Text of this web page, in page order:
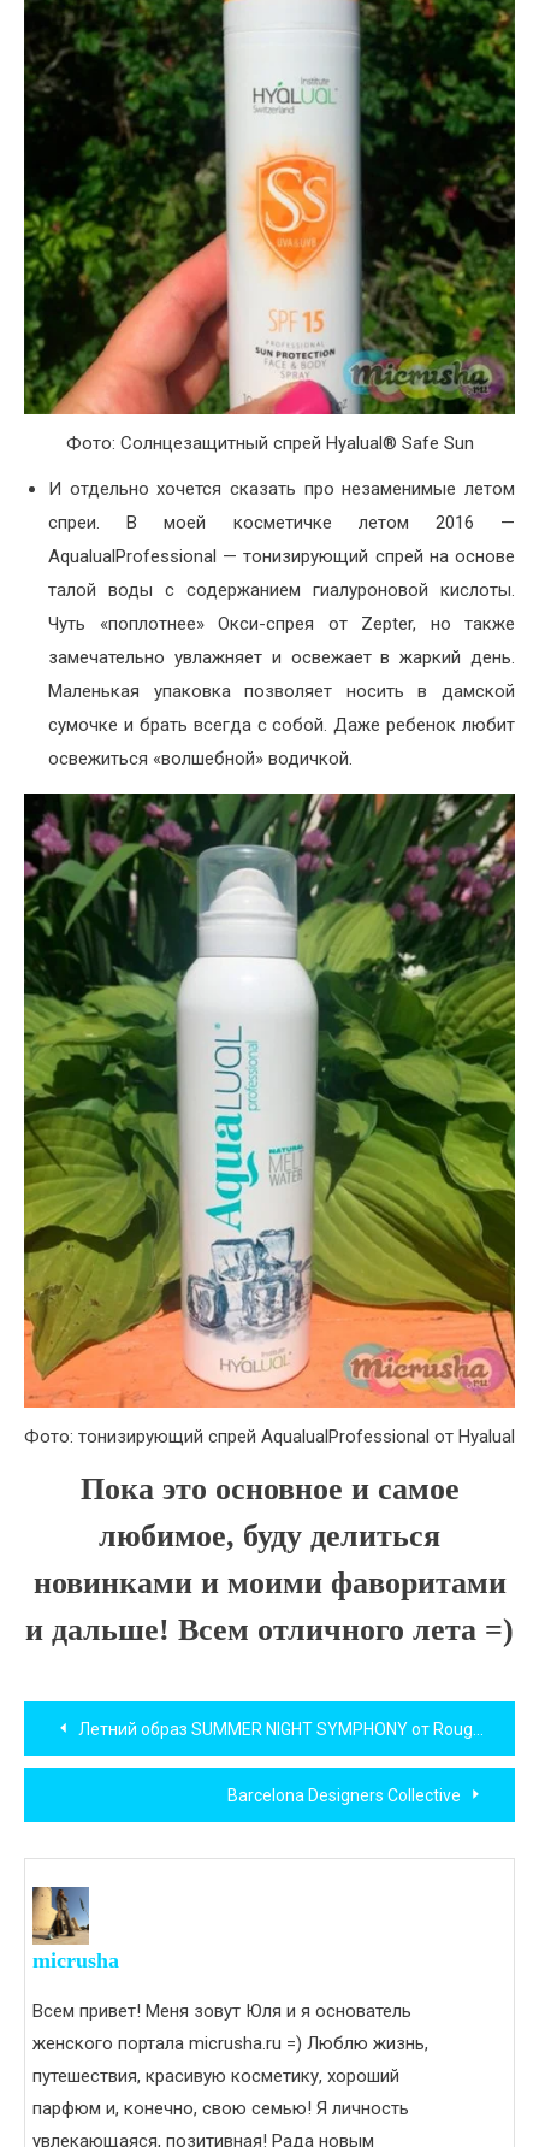
Фото: Солнцезащитный спрей Hyalual® Safe Sun
И отдельно хочется сказать про незаменимые летом
спреи. В моей косметичке летом 2016 —
AqualualProfessional — тонизирующий спрей на основе
талой воды c содержанием гиалуроновой кислоты.
Чуть «поплотнее» Окси-спрея от Zepter, но также
замечательно увлажняет и освежает в жаркий день.
Маленькая упаковка позволяет носить в дамской
сумочке и брать всегда с собой. Даже ребенок любит
освежиться «волшебной» водичкой.
Фото: тонизирующий спрей AqualualProfessional от Hyalual
Пока это основное и самое
любимое, буду делиться
новинками и моими фаворитами
и дальше! Всем отличного лета =)
Навигация
по
записям
Летний образ SUMMER NIGHT SYMPHONY от Rouge Bunny Rouge
Barcelona Designers Collective
micrusha
Всем привет! Меня зовут Юля и я основатель
женского портала micrusha.ru =) Люблю жизнь,
путешествия, красивую косметику, хороший
парфюм и, конечно, свою семью! Я личность
увлекающаяся, позитивная! Рада новым